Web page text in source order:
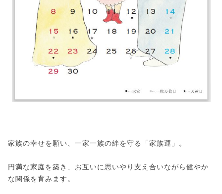
家族の幸せを願い、一家一族の絆を守る「家族運」。
円満な家庭を築き、お互いに思いやり支え合いながら健やか
な関係を育みます。